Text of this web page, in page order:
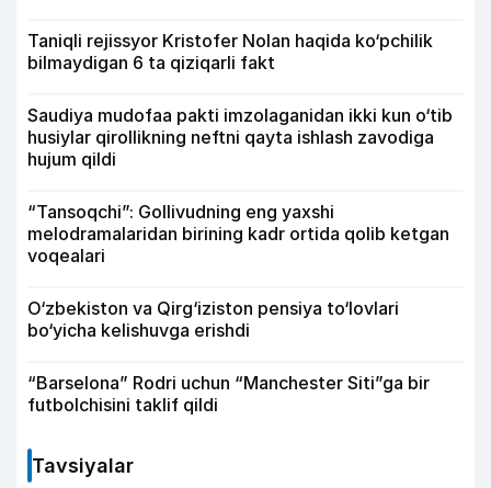
Taniqli rejissyor Kristofer Nolan haqida ko‘pchilik
bilmaydigan 6 ta qiziqarli fakt
Saudiya mudofaa pakti imzolaganidan ikki kun o‘tib
husiylar qirollikning neftni qayta ishlash zavodiga
hujum qildi
“Tansoqchi”: Gollivudning eng yaxshi
melodramalaridan birining kadr ortida qolib ketgan
voqealari
O‘zbekiston va Qirg‘iziston pensiya to‘lovlari
bo‘yicha kelishuvga erishdi
“Barselona” Rodri uchun “Manchester Siti”ga bir
futbolchisini taklif qildi
Tavsiyalar